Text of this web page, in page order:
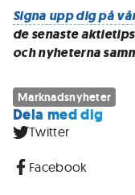
Signa upp dig på
de senaste
och nyheterna
Marknadsnyheter
Dela med dig
Twitter
Facebook